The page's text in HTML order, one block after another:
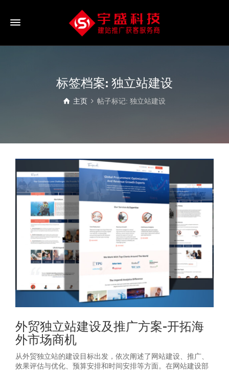
标签档案: 独立站建设
主页 帖子标记: 独立站建设
外贸独立站建设及推广方案-开拓海
外市场商机
从外贸独立站的建设目标出发，依次阐述了网站建设、推广、
效果评估与优化、预算安排和时间安排等方面。在网站建设部